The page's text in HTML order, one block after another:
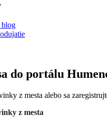
do portálu
z mesta alebo sa
z mesta